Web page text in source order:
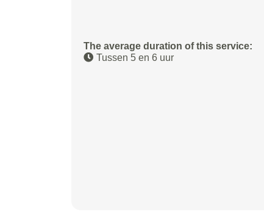
The average duration of this service:
Tussen 5 en 6 uur